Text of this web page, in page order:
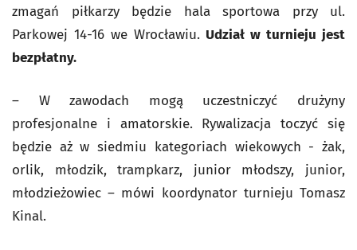
zmagań piłkarzy będzie hala sportowa przy ul.
Parkowej 14-16 we Wrocławiu. Udział w turnieju jest
bezpłatny.
– W zawodach mogą uczestniczyć drużyny
profesjonalne i amatorskie. Rywalizacja toczyć się
będzie aż w siedmiu kategoriach wiekowych - żak,
orlik, młodzik, trampkarz, junior młodszy, junior,
młodzieżowiec – mówi koordynator turnieju Tomasz
Kinal.